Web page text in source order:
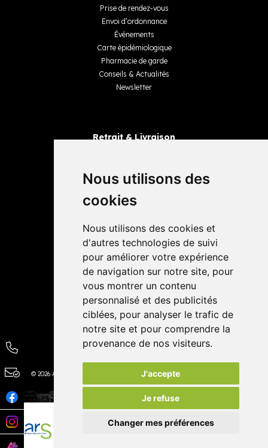
Nous utilisons des
cookies
Nous utilisons des cookies et
d'autres technologies de suivi
pour améliorer votre expérience
de navigation sur notre site, pour
vous montrer un contenu
personnalisé et des publicités
ciblées, pour analyser le trafic de
notre site et pour comprendre la
provenance de nos visiteurs.
J'accepte
Je refuse
Changer mes préférences
Prise de rendez-vous
Envoi d’ordonnance
Événements
Carte épidémiologique
Pharmacie de garde
Conseils & Actualités
Newsletter
Retrait & Livraison
Livraisons
4,4 / 5 65 avis
© 2026 Autour de la Pharmacie Tous droits réservés